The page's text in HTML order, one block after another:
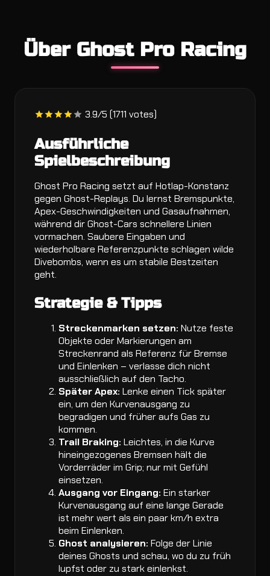
Über Ghost Pro Racing
3.9/5 (1711 votes)
Ausführliche
Spielbeschreibung
Ghost Pro Racing setzt auf Hotlap-Konstanz
gegen Ghost-Replays. Du lernst Bremspunkte,
Apex-Geschwindigkeiten und Gasaufnahmen,
während dir Ghost-Cars schnellere Linien
vormachen. Saubere Eingaben und
wiederholbare Referenzpunkte schlagen wilde
Divebombs, wenn es um stabile Bestzeiten
geht.
Strategie & Tipps
Streckenmarken setzen: Nutze feste
Objekte oder Markierungen am
Streckenrand als Referenz für Bremse
und Einlenken – verlasse dich nicht
ausschließlich auf den Tacho.
Später Apex: Lenke einen Tick später
ein, um den Kurvenausgang zu
begradigen und früher aufs Gas zu
kommen.
Trail Braking: Leichtes, in die Kurve
hineingezogenes Bremsen hält die
Vorderräder im Grip; nur mit Gefühl
einsetzen.
Ausgang vor Eingang: Ein starker
Kurvenausgang auf eine lange Gerade
ist mehr wert als ein paar km/h extra
beim Einlenken.
Ghost analysieren: Folge der Linie
deines Ghosts und schau, wo du zu früh
lupfst oder zu stark einlenkst.